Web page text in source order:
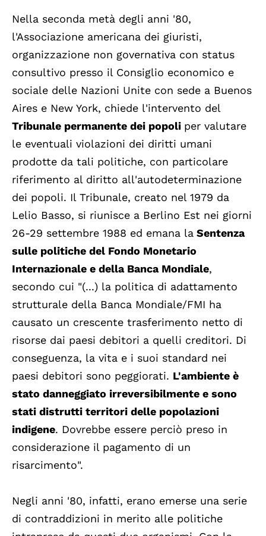
Nella seconda metà degli anni '80,
l'Associazione americana dei giuristi,
organizzazione non governativa con status
consultivo presso il Consiglio economico e
sociale delle Nazioni Unite con sede a Buenos
Aires e New York, chiede l'intervento del
Tribunale permanente dei popoli per valutare
le eventuali violazioni dei diritti umani
prodotte da tali politiche, con particolare
riferimento al diritto all'autodeterminazione
dei popoli. Il Tribunale, creato nel 1979 da
Lelio Basso, si riunisce a Berlino Est nei giorni
26-29 settembre 1988 ed emana la Sentenza
sulle politiche del Fondo Monetario
Internazionale e della Banca Mondiale,
secondo cui "(...) la politica di adattamento
strutturale della Banca Mondiale/FMI ha
causato un crescente trasferimento netto di
risorse dai paesi debitori a quelli creditori. Di
conseguenza, la vita e i suoi standard nei
paesi debitori sono peggiorati. L'ambiente è
stato danneggiato irreversibilmente e sono
stati distrutti territori delle popolazioni
indigene. Dovrebbe essere perciò preso in
considerazione il pagamento di un
risarcimento".
Negli anni '80, infatti, erano emerse una serie
di contraddizioni in merito alle politiche